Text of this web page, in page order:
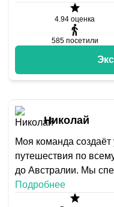
4.94 оценка
585 посетили
Николай
Моя команда
путешествия по
до Австралии. Мы
Подробнее